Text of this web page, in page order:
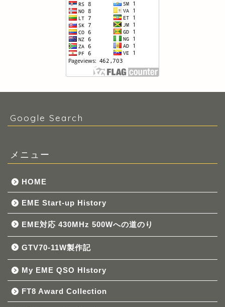
Google Search
メニュー
HOME
EME Start-up History
EME対応 430MHz 500Wへの道のり
GTV70-11W製作記
My EME QSO HIstory
FT8 Award Collection